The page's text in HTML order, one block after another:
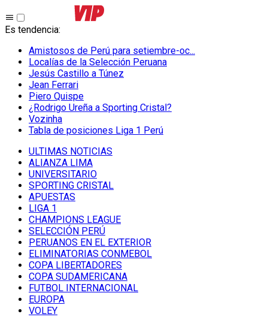
Es tendencia:
Amistosos de Perú para setiembre-oc...
Localías de la Selección Peruana
Jesús Castillo a Túnez
Jean Ferrari
Piero Quispe
¿Rodrigo Ureña a Sporting Cristal?
Vozinha
Tabla de posiciones Liga 1 Perú
ULTIMAS NOTICIAS
ALIANZA LIMA
UNIVERSITARIO
SPORTING CRISTAL
APUESTAS
LIGA 1
CHAMPIONS LEAGUE
SELECCIÓN PERÚ
PERUANOS EN EL EXTERIOR
ELIMINATORIAS CONMEBOL
COPA LIBERTADORES
COPA SUDAMERICANA
FUTBOL INTERNACIONAL
EUROPA
VOLEY